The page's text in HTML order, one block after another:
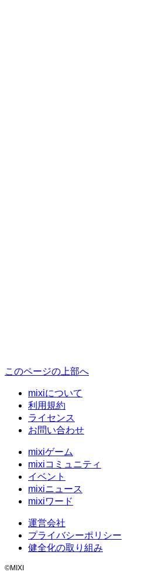
このページの上部へ
mixiについて
利用規約
ライセンス
お問い合わせ
mixiゲーム
mixiコミュニティ
イベント
mixiニュース
mixiワード
運営会社
プライバシーポリシー
健全化の取り組み
©MIXI